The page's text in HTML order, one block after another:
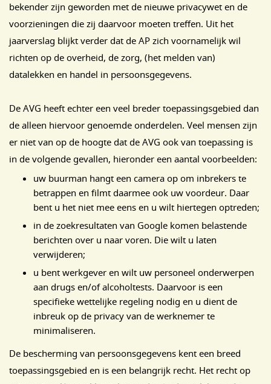
bekender zijn geworden met de nieuwe privacywet en de
voorzieningen die zij daarvoor moeten treffen. Uit het
jaarverslag blijkt verder dat de AP zich voornamelijk wil
richten op de overheid, de zorg, (het melden van)
datalekken en handel in persoonsgegevens.
De AVG heeft echter een veel breder toepassingsgebied dan
de alleen hiervoor genoemde onderdelen. Veel mensen zijn
er niet van op de hoogte dat de AVG ook van toepassing is
in de volgende gevallen, hieronder een aantal voorbeelden:
uw buurman hangt een camera op om inbrekers te
betrappen en filmt daarmee ook uw voordeur. Daar
bent u het niet mee eens en u wilt hiertegen optreden;
in de zoekresultaten van Google komen belastende
berichten over u naar voren. Die wilt u laten
verwijderen;
u bent werkgever en wilt uw personeel onderwerpen
aan drugs en/of alcoholtests. Daarvoor is een
specifieke wettelijke regeling nodig en u dient de
inbreuk op de privacy van de werknemer te
minimaliseren.
De bescherming van persoonsgegevens kent een breed
toepassingsgebied en is een belangrijk recht. Het recht op